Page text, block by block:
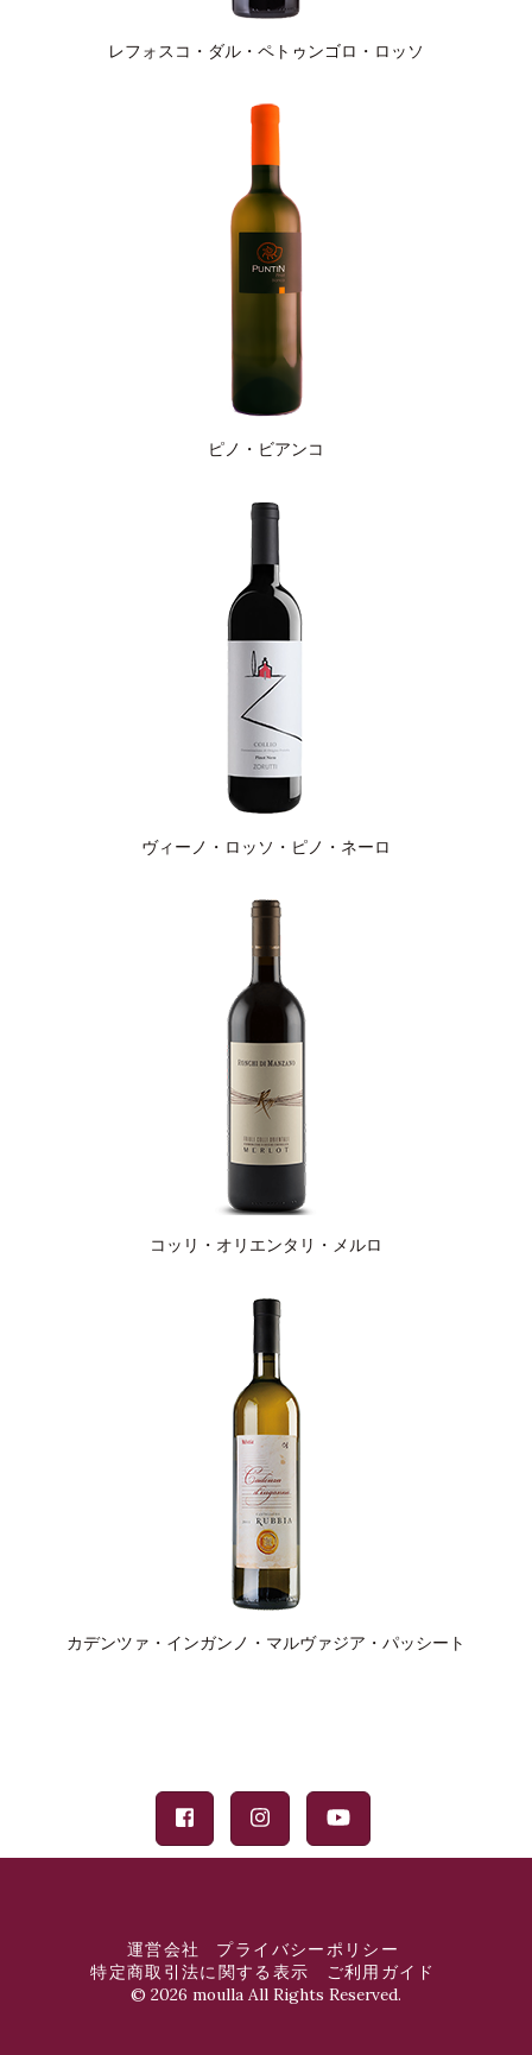
レフォスコ・ダル・ペトゥンゴロ・ロッソ
ピノ・ビアンコ
ヴィーノ・ロッソ・ピノ・ネーロ
コッリ・オリエンタリ・メルロ
カデンツァ・インガンノ・マルヴァジア・パッシート
運営会社
プライバシーポリシー
特定商取引法に関する表示
ご利用ガイド
© 2026 moulla All Rights Reserved.